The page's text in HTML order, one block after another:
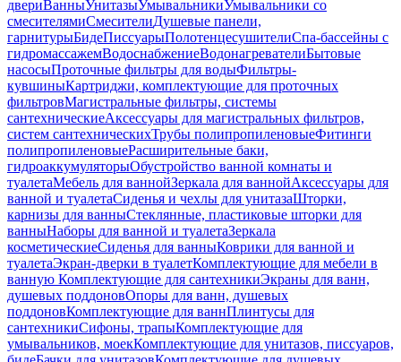
двериВанныУнитазыУмывальникиУмывальники со
смесителямиСмесителиДушевые панели,
гарнитурыБидеПиссуарыПолотенцесушителиСпа-бассейны с
гидромассажемВодоснабжениеВодонагревателиБытовые
насосыПроточные фильтры для водыФильтры-
кувшиныКартриджи, комплектующие для проточных
фильтровМагистральные фильтры, системы
сантехническиеАксессуары для магистральных фильтров,
систем сантехническихТрубы полипропиленовыеФитинги
полипропиленовыеРасширительные баки,
гидроаккумуляторыОбустройство ванной комнаты и
туалетаМебель для ваннойЗеркала для ваннойАксессуары для
ванной и туалетаСиденья и чехлы для унитазаШторки,
карнизы для ванныСтеклянные, пластиковые шторки для
ванныНаборы для ванной и туалетаЗеркала
косметическиеСиденья для ванныКоврики для ванной и
туалетаЭкран-дверки в туалетКомплектующие для мебели в
ванную Комплектующие для сантехникиЭкраны для ванн,
душевых поддоновОпоры для ванн, душевых
поддоновКомплектующие для ваннПлинтусы для
сантехникиСифоны, трапыКомплектующие для
умывальников, моекКомплектующие для унитазов, писсуаров,